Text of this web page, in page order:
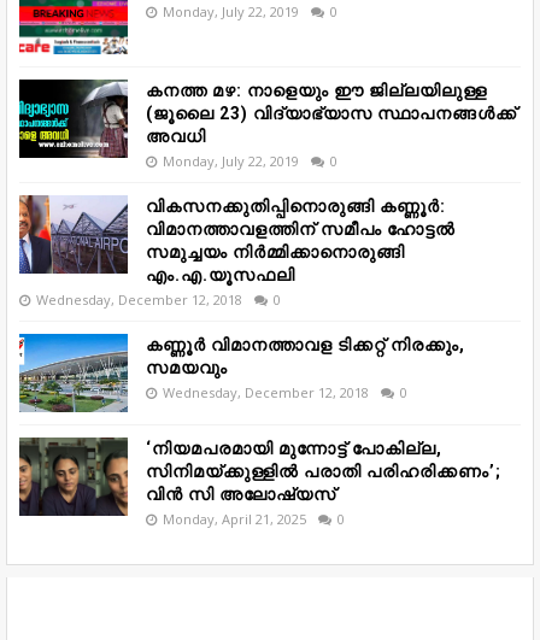
Monday, July 22, 2019 0
കനത്ത മഴ: നാളെയും ഈ ജില്ലയിലുള്ള
(ജൂലൈ 23) വിദ്യാഭ്യാസ സ്ഥാപനങ്ങൾക്ക്
അവധി
Monday, July 22, 2019 0
വികസനക്കുതിപ്പിനൊരുങ്ങി കണ്ണൂർ:
വിമാനത്താവളത്തിന് സമീപം ഹോട്ടൽ
സമുച്ചയം നിർമ്മിക്കാനൊരുങ്ങി
എം.എ.യൂസഫലി
Wednesday, December 12, 2018 0
കണ്ണൂർ വിമാനത്താവള ടിക്കറ്റ് നിരക്കും,
സമയവും
Wednesday, December 12, 2018 0
‘നിയമപരമായി മുന്നോട്ട് പോകില്ല,
സിനിമയ്ക്കുള്ളിൽ പരാതി പരിഹരിക്കണം’;
വിൻ സി അലോഷ്യസ്
Monday, April 21, 2025 0